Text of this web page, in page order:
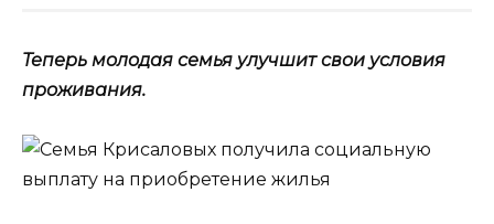
Теперь молодая семья улучшит свои условия
проживания.